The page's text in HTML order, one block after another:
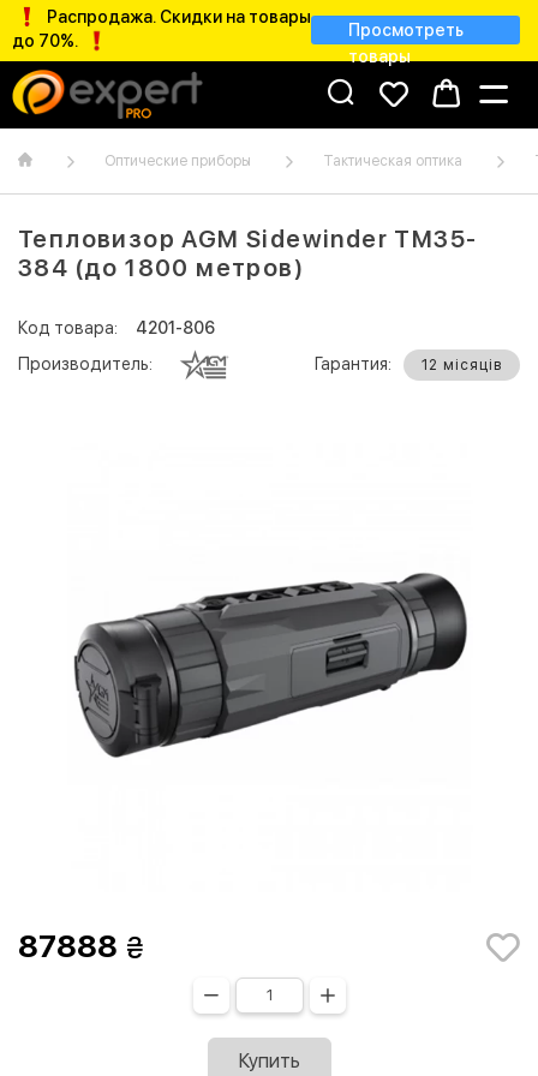
Распродажа. Скидки на товары
до 70%.
Просмотреть
товары
Оптические приборы Тактическая оптика
Тепловизор AGM Sidewinder TM35-
384 (до 1800 метров)
Код товара:
4201-806
Производитель:
Гарантия: 12 місяців
87888
Купить